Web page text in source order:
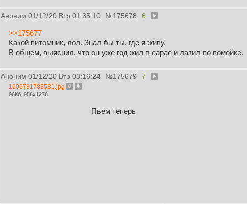
Аноним 01/12/20 Втр 01:35:10 №175678 6
>>175677
Какой питомник, лол. Знал бы ты, где я живу.
В общем, выяснил, что он уже год жил в сарае и лазил по помойке.
Аноним 01/12/20 Втр 03:16:24 №175679 7
1606781783581.jpg
96Кб, 956x1276
Пьем теперь